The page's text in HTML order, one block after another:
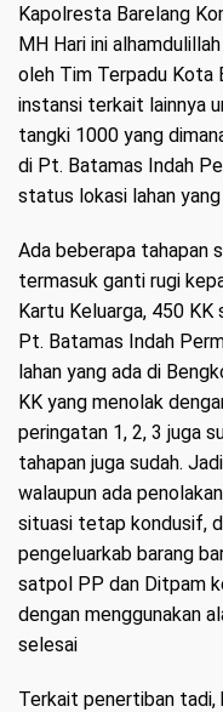
Kapolresta Barelang
MH Hari ini
oleh Tim Terpadu Kota
instansi terkait lainnya
tangki 1000 yang
di Pt. Batamas Indah
status lokasi lahan
Ada beberapa tahapan
termasuk ganti rugi
Kartu Keluarga, 450 KK
Pt. Batamas Indah
lahan yang ada di
KK yang menolak
peringatan 1, 2, 3 juga
tahapan juga sudah.
walaupun ada
situasi tetap kondusif,
pengeluarkab barang
satpol PP dan Ditpam
dengan menggunakan
selesai
Terkait penertiban tadi,